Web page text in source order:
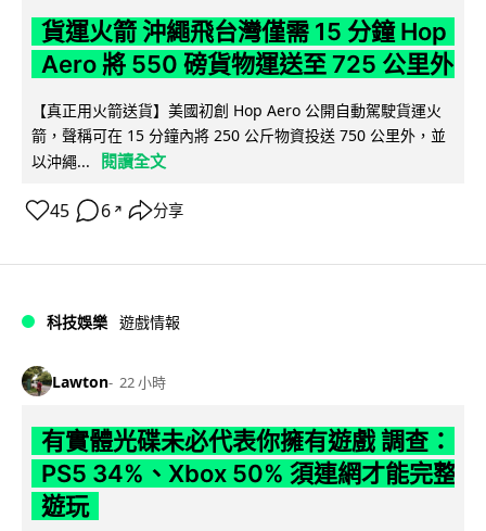
貨運火箭 沖繩飛台灣僅需 15 分鐘 Hop
Aero 將 550 磅貨物運送至 725 公里外
【真正用火箭送貨】美國初創 Hop Aero 公開自動駕駛貨運火
箭，聲稱可在 15 分鐘內將 250 公斤物資投送 750 公里外，並
以沖繩...
閱讀全文
45 6 ↗ 分享
科技娛樂 遊戲情報
Lawton 22 小時
有實體光碟未必代表你擁有遊戲 調查：
PS5 34%、Xbox 50% 須連網才能完整
遊玩